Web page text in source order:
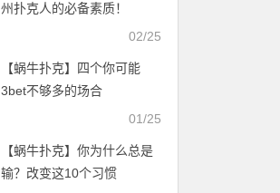
州扑克人的必备素质！
02/25
【蜗牛扑克】四个你可能
3bet不够多的场合
01/25
【蜗牛扑克】你为什么总是
输？改变这10个习惯